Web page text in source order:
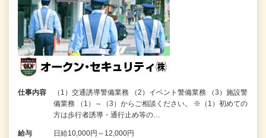
仕事内容
（1）交通誘導警備業務 （2）イベント警備業務 （3）施設警
備業務 （1）～（3）からご相談ください。 ※（1）初めての
方は歩行者誘導・通行止め等の…
給与 日給10,000円～12,000円